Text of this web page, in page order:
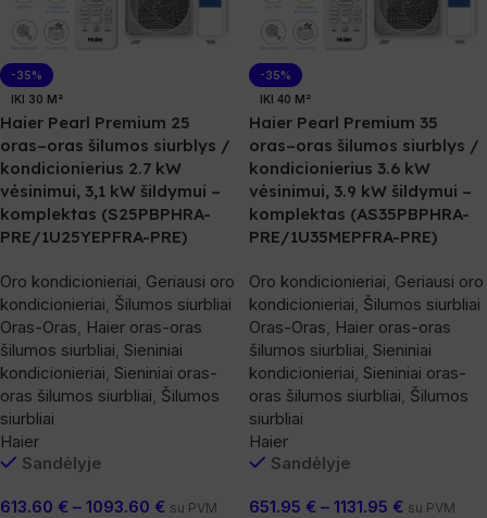
-35%
IKI 30 M²
Haier Pearl Premium 25
oras–oras šilumos siurblys /
kondicionierius 2.7 kW
vėsinimui, 3,1 kW šildymui –
komplektas (S25PBPHRA-
PRE/1U25YEPFRA-PRE)
Oro kondicionieriai Geriausi oro
kondicionieriai Šilumos siurbliai
Oras-Oras Haier oras-oras
šilumos siurbliai Sieniniai
kondicionieriai Sieniniai oras-
oras šilumos siurbliai Šilumos
siurbliai
Haier
Sandėlyje
613.60 € – 1093.60 € su PVM
-35%
IKI 40 M²
Haier Pearl Premium 35
oras–oras šilumos siurblys /
kondicionierius 3.6 kW
vėsinimui, 3.9 kW šildymui –
komplektas (AS35PBPHRA-
PRE/1U35MEPFRA-PRE)
Oro kondicionieriai Geriausi oro
kondicionieriai Šilumos siurbliai
Oras-Oras Haier oras-oras
šilumos siurbliai Sieniniai
kondicionieriai Sieniniai oras-
oras šilumos siurbliai Šilumos
siurbliai
Haier
Sandėlyje
651.95 € – 1131.95 € su PVM